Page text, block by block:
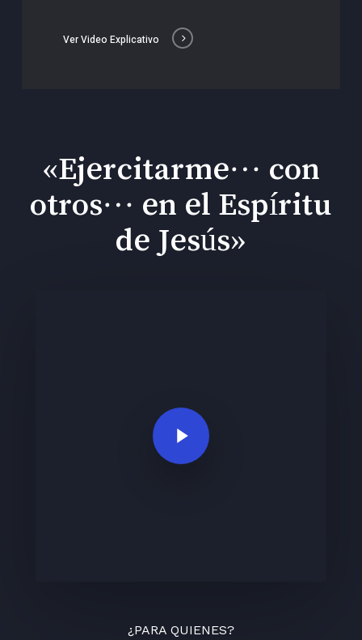
Ver Video Explicativo
«Ejercitarme… con
otros… en el Espíritu
de Jesús»
Play Video
¿PARA QUIENES?